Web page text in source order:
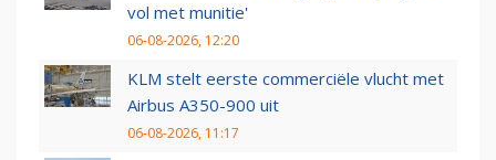
vol met munitie'
06-08-2026, 12:20
KLM stelt eerste commerciële vlucht met
Airbus A350-900 uit
06-08-2026, 11:17